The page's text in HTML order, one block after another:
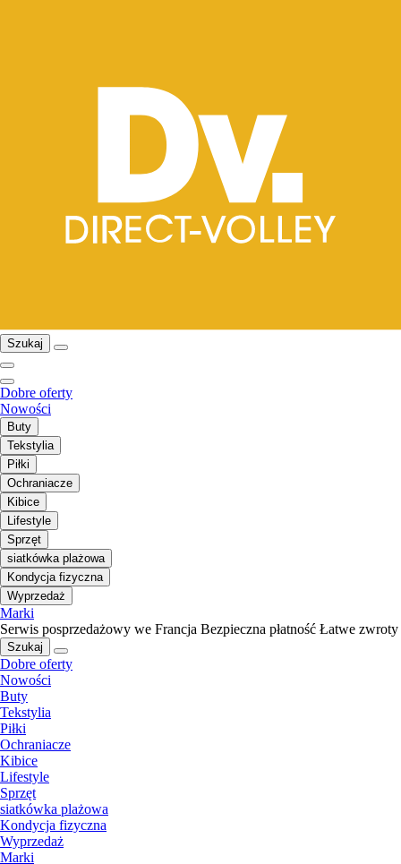
Szukaj
Dobre oferty
Nowości
Buty
Tekstylia
Piłki
Ochraniacze
Kibice
Lifestyle
Sprzęt
siatkówka plażowa
Kondycja fizyczna
Wyprzedaż
Marki
Serwis posprzedażowy we Francja Bezpieczna płatność Łatwe zwroty
Szukaj
Dobre oferty
Nowości
Buty
Tekstylia
Piłki
Ochraniacze
Kibice
Lifestyle
Sprzęt
siatkówka plażowa
Kondycja fizyczna
Wyprzedaż
Marki